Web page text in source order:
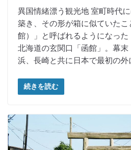
異国情緒漂う観光地 室町時代
築き、その形が箱に似ていた
館）」と呼ばれるようになった
北海道の玄関口「函館」。幕
浜、長崎と共に日本で最初の外
続きを読む